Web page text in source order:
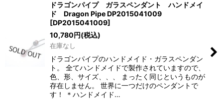
ドラゴンパイプ ガラスペンダント ハンドメイ
ド Dragon Pipe DP2015041009
[DP2015041009]
10,780円(税込)
在庫なし
ドラゴンパイプのハンドメイド・ガラスペンダン
ト。 全てハンドメイドで製作されていますので、
色、形、サイズ、、、 まったく同じというものが
存在しません。 世界に一つだけのペンダントで
す！ ＊ハンドメイド…